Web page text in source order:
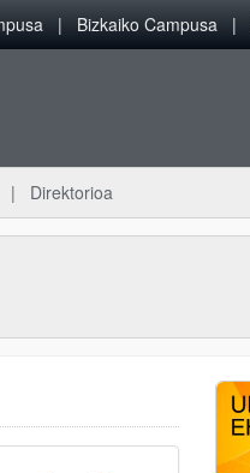
Bizkaiko Campusa
Direktorioa